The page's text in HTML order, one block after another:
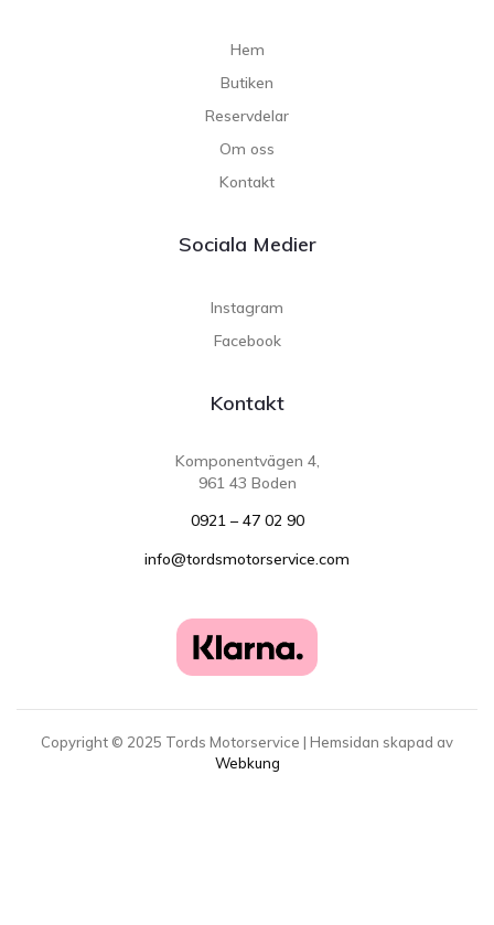
Hem
Butiken
Reservdelar
Om oss
Kontakt
Sociala Medier
Instagram
Facebook
Kontakt
Komponentvägen 4,
961 43 Boden
0921 – 47 02 90
info@tordsmotorservice.com
Copyright © 2025 Tords Motorservice | Hemsidan skapad av
Webkung